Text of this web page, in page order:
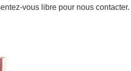
vous libre pour nous contacter.